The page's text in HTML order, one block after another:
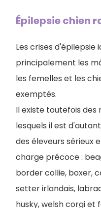
Épilepsie chien
Les crises
principalement les
les femelles et les
exemptés.
Il existe toutefois des
lesquels il est
des éleveurs sérieux
charge précoce :
border collie, boxer,
setter irlandais,
husky, welsh corgi et